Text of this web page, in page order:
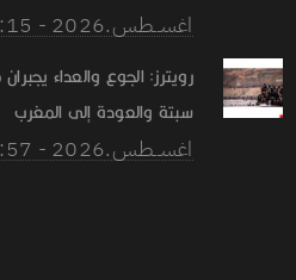
02 اغســطس.2026 - 16:15
رويترز: الجوع والعداء
سبتة والعودة إلى المغرب
02 اغســطس.2026 - 21:57